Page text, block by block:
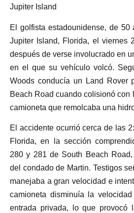
Jupiter Island
El golfista estadounidense, de 50
Jupiter Island, Florida, el viernes
después de verse involucrado en
en el que su vehículo volcó.
Woods conducía un Land Rover
Beach Road cuando colisionó con
camioneta que remolcaba una
El accidente ocurrió cerca de las
Florida, en la sección
280 y 281 de South Beach
del condado de Martin. Testigos
manejaba a gran velocidad e
camioneta disminuía la
entrada privada, lo que provocó